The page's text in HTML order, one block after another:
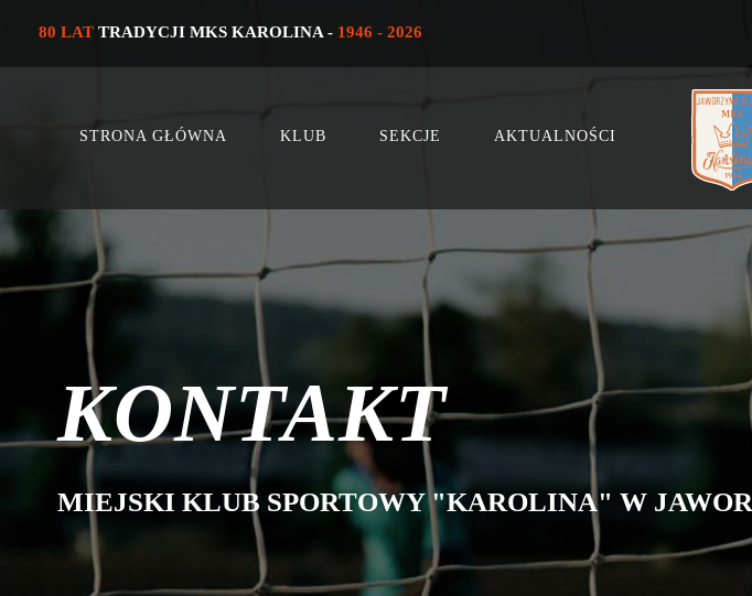
80 LAT TRADYCJI MKS KAROLINA - 1946 - 2026
STRONA GŁÓWNA KLUB SEKCJE AKTUALNOŚCI
KONTAKT
MIEJSKI KLUB SPORTOWY "KAROLINA" W